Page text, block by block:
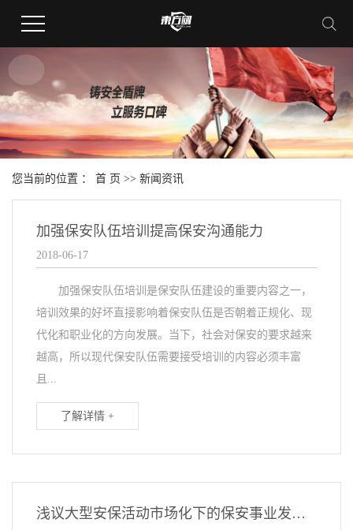
您当前的位置 ： 首 页 >> 新闻资讯
加强保安队伍培训提高保安沟通能力
2018-06-17
加强保安队伍培训是保安队伍建设的重要内容之一，
培训效果的好坏直接影响着保安队伍是否朝着正规化、现
代化和职业化的方向发展。当下，社会对保安的要求越来
越高，所以现代保安队伍需要接受培训的内容必须丰富
且...
了解详情 +
浅议大型安保活动市场化下的保安事业发展趋势